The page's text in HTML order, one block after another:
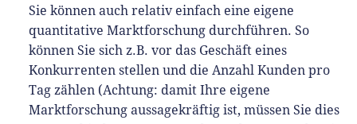
Sie können auch relativ einfach eine eigene
quantitative Marktforschung durchführen. So
können Sie sich z.B. vor das Geschäft eines
Konkurrenten stellen und die Anzahl Kunden pro
Tag zählen (Achtung: damit Ihre eigene
Marktforschung aussagekräftig ist, müssen Sie dies